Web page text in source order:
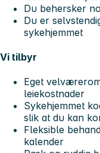
Du behersker
Du er
sykehjemmet
Vi tilbyr
Eget
leiekostnader
Sykehjemmet
slik at du kan
Fleksible
kalender